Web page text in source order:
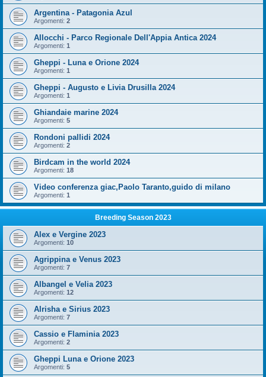
Argentina - Patagonia Azul
Argomenti: 2
Allocchi - Parco Regionale Dell'Appia Antica 2024
Argomenti: 1
Gheppi - Luna e Orione 2024
Argomenti: 1
Gheppi - Augusto e Livia Drusilla 2024
Argomenti: 1
Ghiandaie marine 2024
Argomenti: 5
Rondoni pallidi 2024
Argomenti: 2
Birdcam in the world 2024
Argomenti: 18
Video conferenza giac,Paolo Taranto,guido di milano
Argomenti: 1
Breeding Season 2023
Alex e Vergine 2023
Argomenti: 10
Agrippina e Venus 2023
Argomenti: 7
Albangel e Velia 2023
Argomenti: 12
Alrisha e Sirius 2023
Argomenti: 7
Cassio e Flaminia 2023
Argomenti: 2
Gheppi Luna e Orione 2023
Argomenti: 5